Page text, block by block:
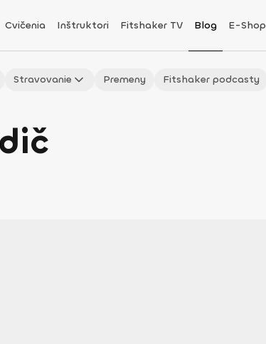
Cvičenia Inštruktori Fitshaker TV Blog E-Shop
Stravovanie Premeny Fitshaker podcasty